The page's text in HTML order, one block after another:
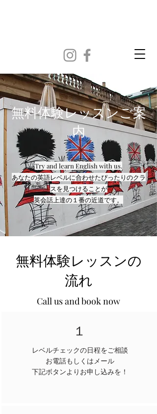
​無料体験レッスンご案
内
Try and learn English with us.
あなたの英語レベルに合わせたぴったりのクラ
スを見つけることが
​英会話上達の１番の近道です。
無料体験レッスンの
流れ
Call us and book now
１
レベルチェックの日程をご相談
お電話もしくはメール
​下記ボタンよりお申し込みを！